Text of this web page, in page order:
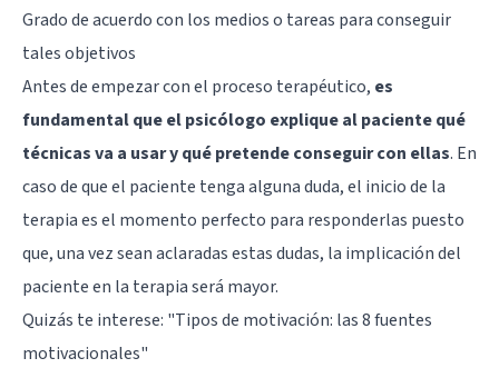
Grado de acuerdo con los medios o tareas para conseguir
tales objetivos
Antes de empezar con el proceso terapéutico, es
fundamental que el psicólogo explique al paciente qué
técnicas va a usar y qué pretende conseguir con ellas. En
caso de que el paciente tenga alguna duda, el inicio de la
terapia es el momento perfecto para responderlas puesto
que, una vez sean aclaradas estas dudas, la implicación del
paciente en la terapia será mayor.
Quizás te interese: "Tipos de motivación: las 8 fuentes
motivacionales"